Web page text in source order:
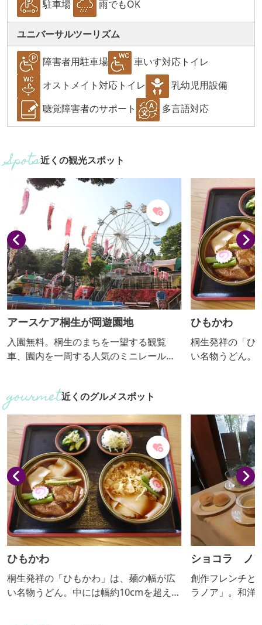
駐車場 雨でもOK
ユニバーサルツーリズム
障害者用駐車場
車いす対応トイレ
オストメイト対応トイレ
乳幼児用設備
聴覚障害者のサポート
多言語対応
近くの観光スポット
アースケア桐生が岡遊園地
入園無料。桐生のまちを一望する観覧
車、園内を一周する人気のミニレール
種類の大型遊具は大人200円、子ども100
円、バッテリーカーなどの小型乗り物は2
0～50円。イベント随時実施。隣に桐生
が岡動物園。桜の名所としても親しまれ
ています。売店は土・日曜日、祝日の
み、雨天等中止する場合があります。
ひもかわ
桐生発祥の「ひ
い名物うどん。
様々なスタイル
近くのグルメスポット
ひもかわ
桐生発祥の「ひもかわ」は、麺の幅が広
い名物うどん。中には幅約10cmを超える
ショコラ ノ
創作フレンチと
ラノア」。和洋